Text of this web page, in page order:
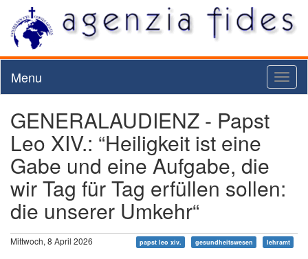
Menu
GENERALAUDIENZ - Papst
Leo XIV.: “Heiligkeit ist eine
Gabe und eine Aufgabe, die
wir Tag für Tag erfüllen sollen:
die unserer Umkehr“
Mittwoch, 8 April 2026 papst leo xiv. gesundheitswesen lehramt